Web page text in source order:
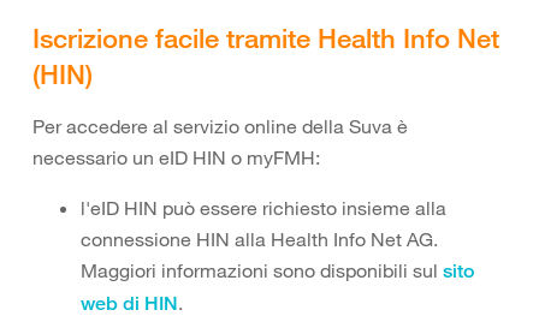
Iscrizione facile tramite Health Info Net
(HIN)
Per accedere al servizio online della Suva è
necessario un eID HIN o myFMH:
l'eID HIN può essere richiesto insieme alla
connessione HIN alla Health Info Net AG.
Maggiori informazioni sono disponibili sul sito
web di HIN.